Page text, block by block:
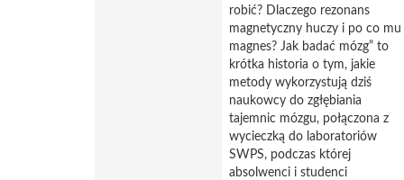
robić? Dlaczego rezonans
magnetyczny huczy i po co mu
magnes? Jak badać mózg” to
krótka historia o tym, jakie
metody wykorzystują dziś
naukowcy do zgłębiania
tajemnic mózgu, połączona z
wycieczką do laboratoriów
SWPS, podczas której
absolwenci i studenci